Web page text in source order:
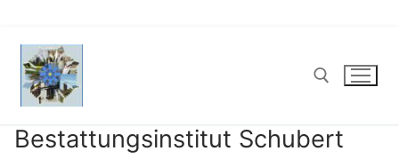
Inhalt
springen
Suchen nach:
Bestattungsinstitut Schubert